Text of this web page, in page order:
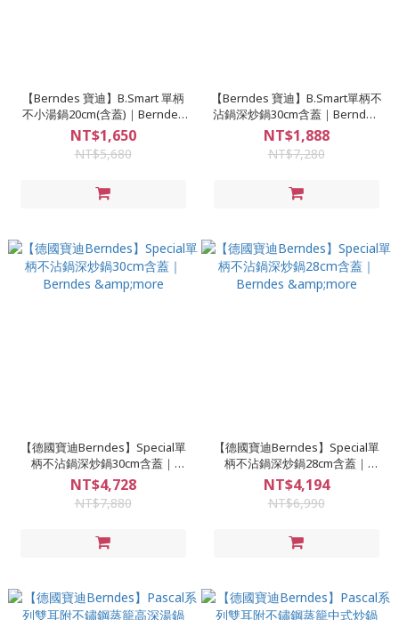
【Berndes 寶迪】B.Smart 單柄
不小湯鍋20cm(含蓋)｜Berndes
&more
NT$1,650
NT$5,680
【Berndes 寶迪】B.Smart單柄不
沾鍋深炒鍋30cm含蓋｜Berndes
&more
NT$1,888
NT$7,280
【德國寶迪Berndes】Special單
柄不沾鍋深炒鍋30cm含蓋｜
Berndes &more
NT$4,728
NT$7,880
【德國寶迪Berndes】Special單
柄不沾鍋深炒鍋28cm含蓋｜
Berndes &more
NT$4,194
NT$6,990